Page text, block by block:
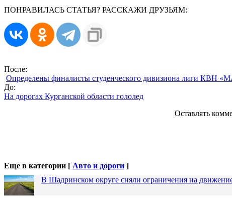
ПОНРАВИЛАСЬ СТАТЬЯ? РАССКАЖИ ДРУЗЬЯМ:
После:
Определены финалисты студенческого дивизиона лиги КВН
До:
На дорогах Курганской области гололед
Оставлять
Еще в категории [ Авто и дороги ]
В Шадринском округе сняли ограничения на